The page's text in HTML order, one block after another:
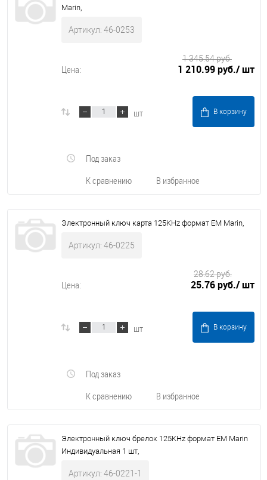
Marin,
Артикул: 46-0253
Цена: 1 210.99 руб./ шт
1 345.54 руб.
шт В корзину
К сравнению В избранное
Под заказ
Электронный ключ карта 125KHz формат EM Marin,
Артикул: 46-0225
Цена: 25.76 руб./ шт
28.62 руб.
шт В корзину
К сравнению В избранное
Под заказ
Электронный ключ брелок 125KHz формат EM Marin
Индивидуальная 1 шт,
Артикул: 46-0221-1